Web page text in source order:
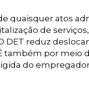
quaisquer atos
de
DET reduz
também por meio
do empregador